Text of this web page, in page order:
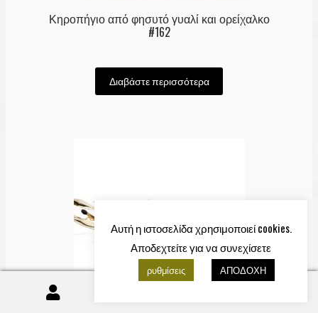
Κηροπήγιο από φησυτό γυαλί και ορείχαλκο
#162
Διαβάστε περισσότερα
Αναζήτηση
Αναζήτηση
Αυτή η ιστοσελίδα χρησιμοποιεί cookies.
Αποδεχτείτε για να συνεχίσετε
ρυθμίσεις ΑΠΟΔΟΧΗ